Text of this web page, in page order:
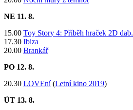
NE 11. 8.
15.00 Toy Story 4: Příběh hraček 2D dab.
​17.30 Ibiza
20.00 Brankář
PO 12. 8.
20.30 LOVEní(Letní kino 2019)
ÚT 13. 8.